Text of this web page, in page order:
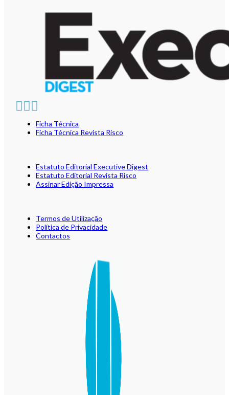
Ficha Técnica
Ficha Técnica Revista Risco
Estatuto Editorial Executive Digest
Estatuto Editorial Revista Risco
Assinar Edição Impressa
Termos de Utilização
Política de Privacidade
Contactos